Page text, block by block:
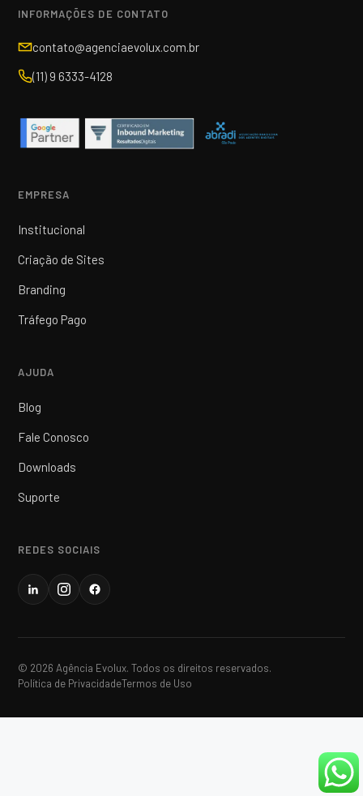
INFORMAÇÕES DE CONTATO
contato@agenciaevolux.com.br
(11) 9 6333-4128
EMPRESA
Institucional
Criação de Sites
Branding
Tráfego Pago
AJUDA
Blog
Fale Conosco
Downloads
Suporte
REDES SOCIAIS
© 2026 Agência Evolux. Todos os direitos reservados.
Política de PrivacidadeTermos de Uso